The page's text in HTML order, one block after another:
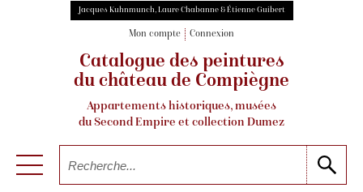
Jacques Kuhnmunch, Laure Chabanne & Étienne Guibert
Mon compte Connexion
Catalogue des peintures
du château de Compiègne
Appartements historiques, musées
du Second Empire et collection Dumez